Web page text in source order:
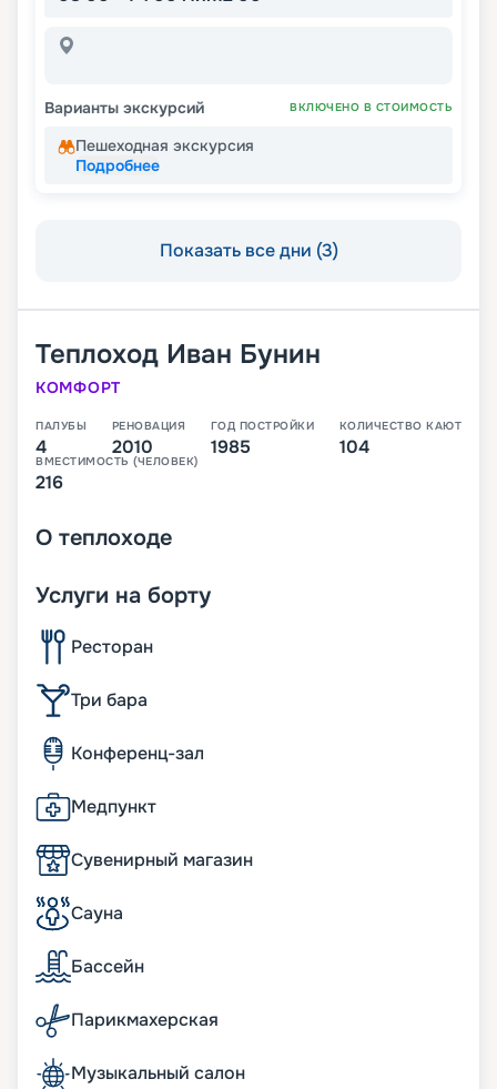
Варианты экскурсий ВКЛЮЧЕНО В СТОИМОСТЬ
Пешеходная экскурсия
Подробнее
Показать все дни (3)
Теплоход Иван Бунин
КОМФОРТ
ПАЛУБЫ
4
РЕНОВАЦИЯ
2010
ГОД ПОСТРОЙКИ
1985
КОЛИЧЕСТВО КАЮТ
104
ВМЕСТИМОСТЬ (ЧЕЛОВЕК)
216
О теплоходе
Услуги на борту
Ресторан
Три бара
Конференц-зал
Медпункт
Сувенирный магазин
Сауна
Бассейн
Парикмахерская
Музыкальный салон